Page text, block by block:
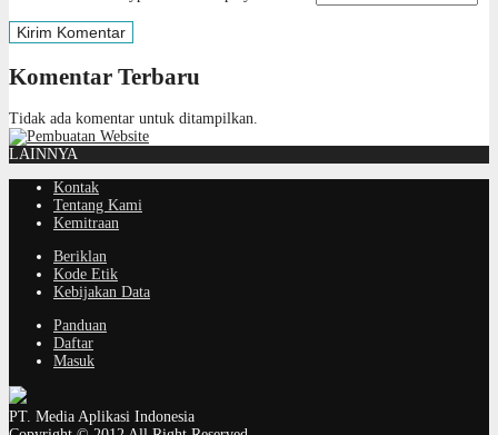
Komentar Terbaru
Tidak ada komentar untuk ditampilkan.
LAINNYA
Kontak
Tentang Kami
Kemitraan
Beriklan
Kode Etik
Kebijakan Data
Panduan
Daftar
Masuk
PT. Media Aplikasi Indonesia